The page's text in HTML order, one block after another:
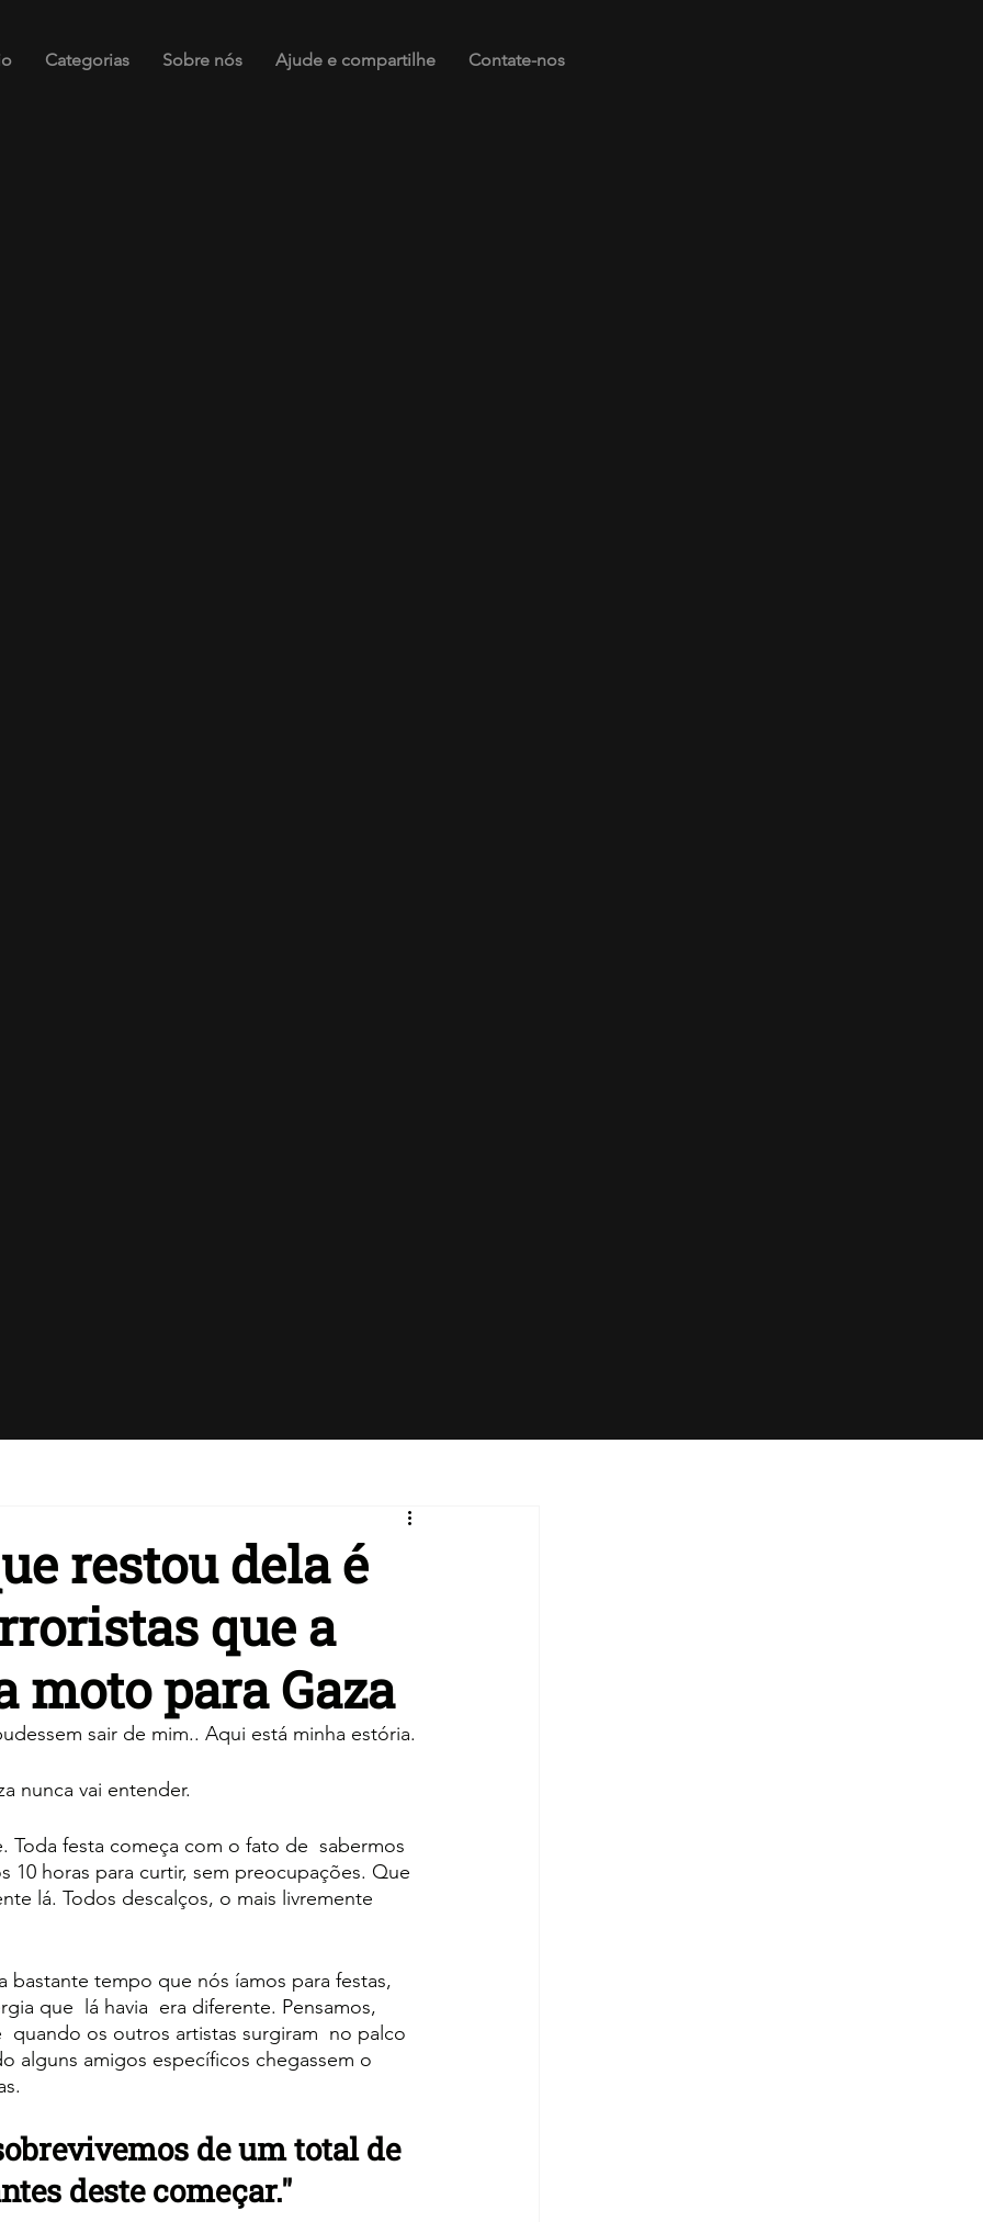
Categorias Sobre nós Ajude e compartilhe Contate-nos
restou dela é
que a
moto para Gaza
sair de mim.. Aqui está minha estória.
nunca vai entender.
festa começa com o fato de  sabermos
horas para curtir, sem preocupações. Que
lá. Todos descalços, o mais livremente
bastante tempo que nós íamos para festas,
que  lá havia  era diferente. Pensamos,
quando os outros artistas surgiram  no palco
alguns amigos específicos chegassem o
de um total de
deste começar."